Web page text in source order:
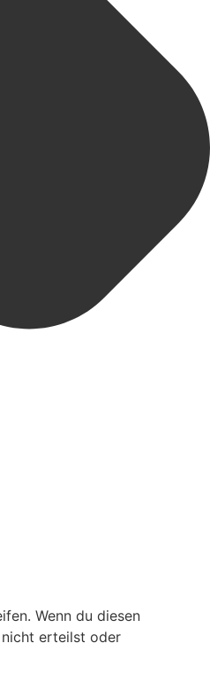
Wenn du diesen
nicht erteilst oder